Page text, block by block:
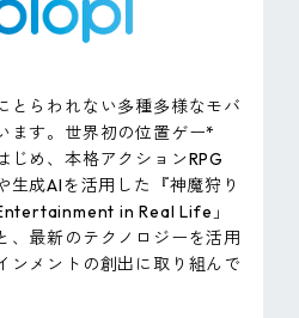
とらわれない多種多様なモバ
ます。世界初の位置ゲー*
じめ、本格アクションRPG
生成AIを活用した『神魔狩り
in Real Life」
、最新のテクノロジーを活用
ンメントの創出に取り組んで